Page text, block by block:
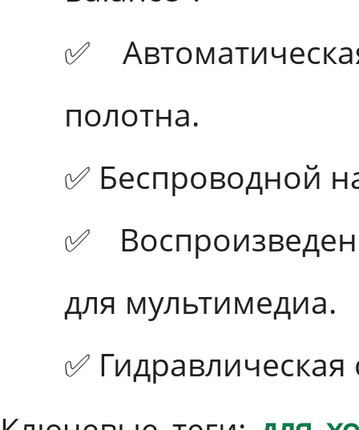
✅
полотна.
✅ Беспроводной
✅
для мультимедиа.
✅